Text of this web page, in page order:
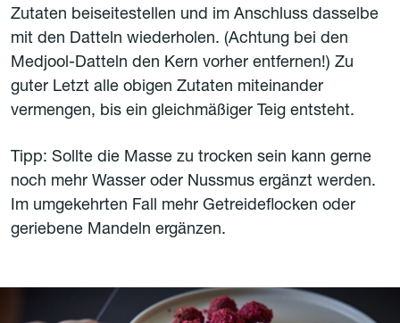
Zutaten beiseitestellen und im Anschluss dasselbe
mit den Datteln wiederholen. (Achtung bei den
Medjool-Datteln den Kern vorher entfernen!) Zu
guter Letzt alle obigen Zutaten miteinander
vermengen, bis ein gleichmäßiger Teig entsteht.
Tipp: Sollte die Masse zu trocken sein kann gerne
noch mehr Wasser oder Nussmus ergänzt werden.
Im umgekehrten Fall mehr Getreideflocken oder
geriebene Mandeln ergänzen.